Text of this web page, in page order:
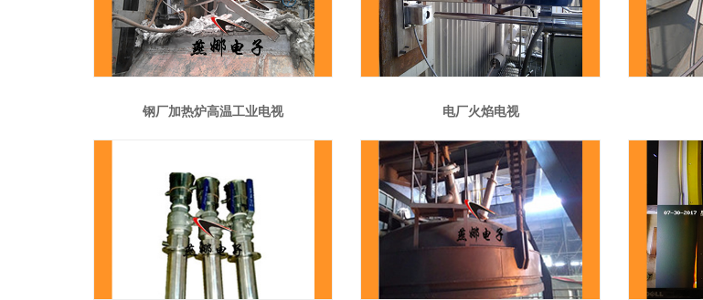
钢厂加热炉高温工业电视 电厂火焰电视